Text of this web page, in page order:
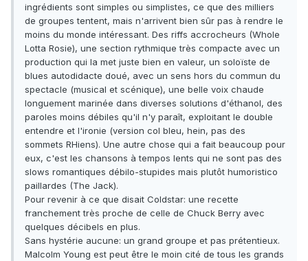
ingrédients sont simples ou simplistes, ce que des milliers
de groupes tentent, mais n'arrivent bien sûr pas à rendre le
moins du monde intéressant. Des riffs accrocheurs (Whole
Lotta Rosie), une section rythmique très compacte avec un
production qui la met juste bien en valeur, un soloïste de
blues autodidacte doué, avec un sens hors du commun du
spectacle (musical et scénique), une belle voix chaude
longuement marinée dans diverses solutions d'éthanol, des
paroles moins débiles qu'il n'y paraît, exploitant le double
entendre et l'ironie (version col bleu, hein, pas des
sommets RHiens). Une autre chose qui a fait beaucoup pour
eux, c'est les chansons à tempos lents qui ne sont pas des
slows romantiques débilo-stupides mais plutôt humoristico
paillardes (The Jack).
Pour revenir à ce que disait Coldstar: une recette
franchement très proche de celle de Chuck Berry avec
quelques décibels en plus.
Sans hystérie aucune: un grand groupe et pas prétentieux.
Malcolm Young est peut être le moin cité de tous les grands